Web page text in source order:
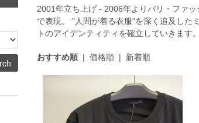
2001年立ち上げ - 2006年よりパリ・ファ
で表現。 "人間が着る衣服"を深く追及した
トのアイデンティティを確立していきます。
おすすめ順| 価格順| 新着順